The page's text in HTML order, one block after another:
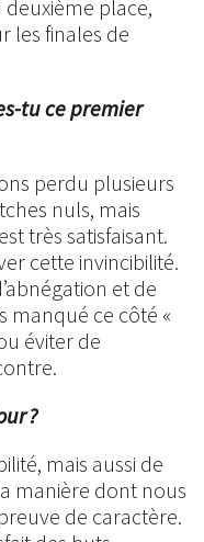
place,
les finales de
tu ce premier
perdu plusieurs
nuls, mais
très satisfaisant.
cette invincibilité.
et de
manqué ce côté «
éviter de
?
mais aussi de
manière dont nous
de caractère.